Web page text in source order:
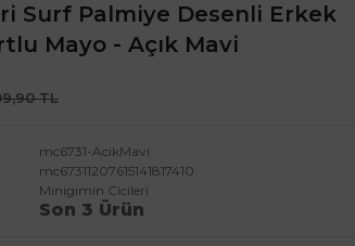
Surf Palmiye Desenli Erkek
Mayo - Açık Mavi
TL
mc6731-AcikMavi
mc67311207615141817410
Minigimin Cicileri
Son 3 Ürün